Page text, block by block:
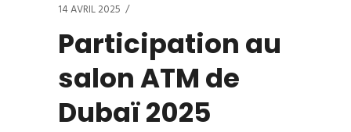
14 AVRIL 2025
Participation au
salon ATM de
Dubaï 2025